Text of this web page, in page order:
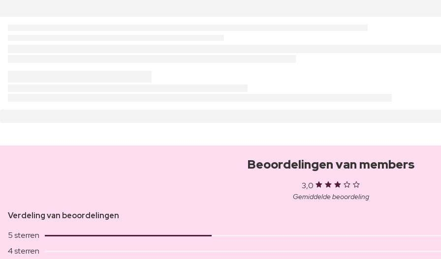
Beoordelingen van members
3,0
Gemiddelde beoordeling
Verdeling van beoordelingen
5 sterren
4 sterren